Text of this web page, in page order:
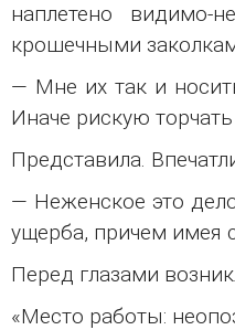
наплетено видимо-
крошечными
— Мне их так и
Иначе рискую
Представила.
— Неженское это
ущерба, причем имея
Перед глазами
«Место работы: